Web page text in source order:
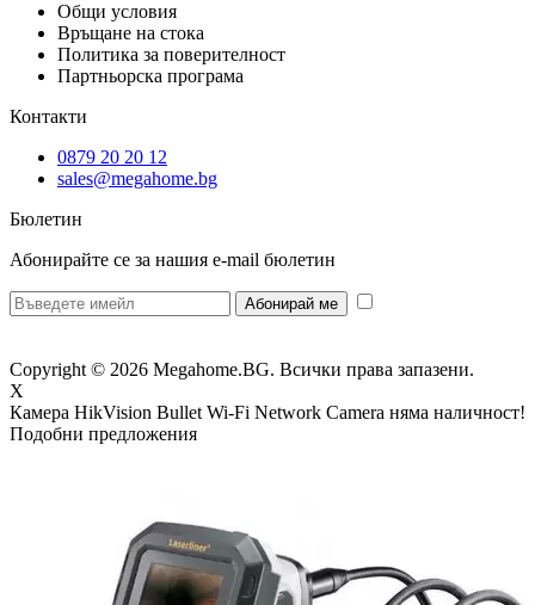
Общи условия
Връщане на стока
Политика за поверителност
Партньорска програма
Контакти
0879 20 20 12
sales@megahome.bg
Бюлетин
Абонирайте се за нашия e-mail бюлетин
Copyright © 2026 Megahome.BG. Всички права запазени.
X
Камера HikVision Bullet Wi-Fi Network Camera няма наличност!
Подобни предложения